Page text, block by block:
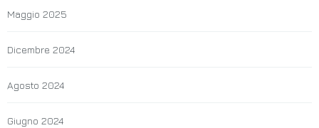
Maggio 2025
Dicembre 2024
Agosto 2024
Giugno 2024